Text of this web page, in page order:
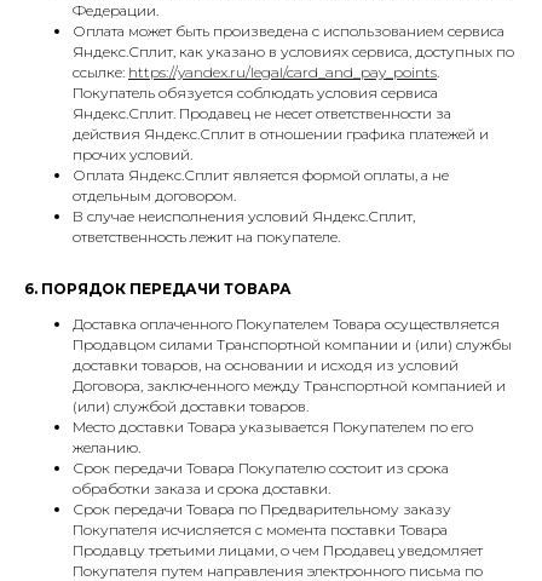
Федерации.
Оплата может быть произведена с использованием сервиса
Яндекс.Сплит, как указано в условиях сервиса, доступных по
ссылке: https://yandex.ru/legal/card_and_pay_points.
Покупатель обязуется соблюдать условия сервиса
Яндекс.Сплит. Продавец не несет ответственности за
действия Яндекс.Сплит в отношении графика платежей и
прочих условий.
Оплата Яндекс.Сплит является формой оплаты, а не
отдельным договором.
В случае неисполнения условий Яндекс.Сплит,
ответственность лежит на покупателе.
6. ПОРЯДОК ПЕРЕДАЧИ ТОВАРА
Доставка оплаченного Покупателем Товара осуществляется
Продавцом силами Транспортной компании и (или) службы
доставки товаров, на основании и исходя из условий
Договора, заключенного между Транспортной компанией и
(или) службой доставки товаров.
Место доставки Товара указывается Покупателем по его
желанию.
Срок передачи Товара Покупателю состоит из срока
обработки заказа и срока доставки.
Срок передачи Товара по Предварительному заказу
Покупателя исчисляется с момента поставки Товара
Продавцу третьими лицами, о чем Продавец уведомляет
Покупателя путем направления электронного письма по